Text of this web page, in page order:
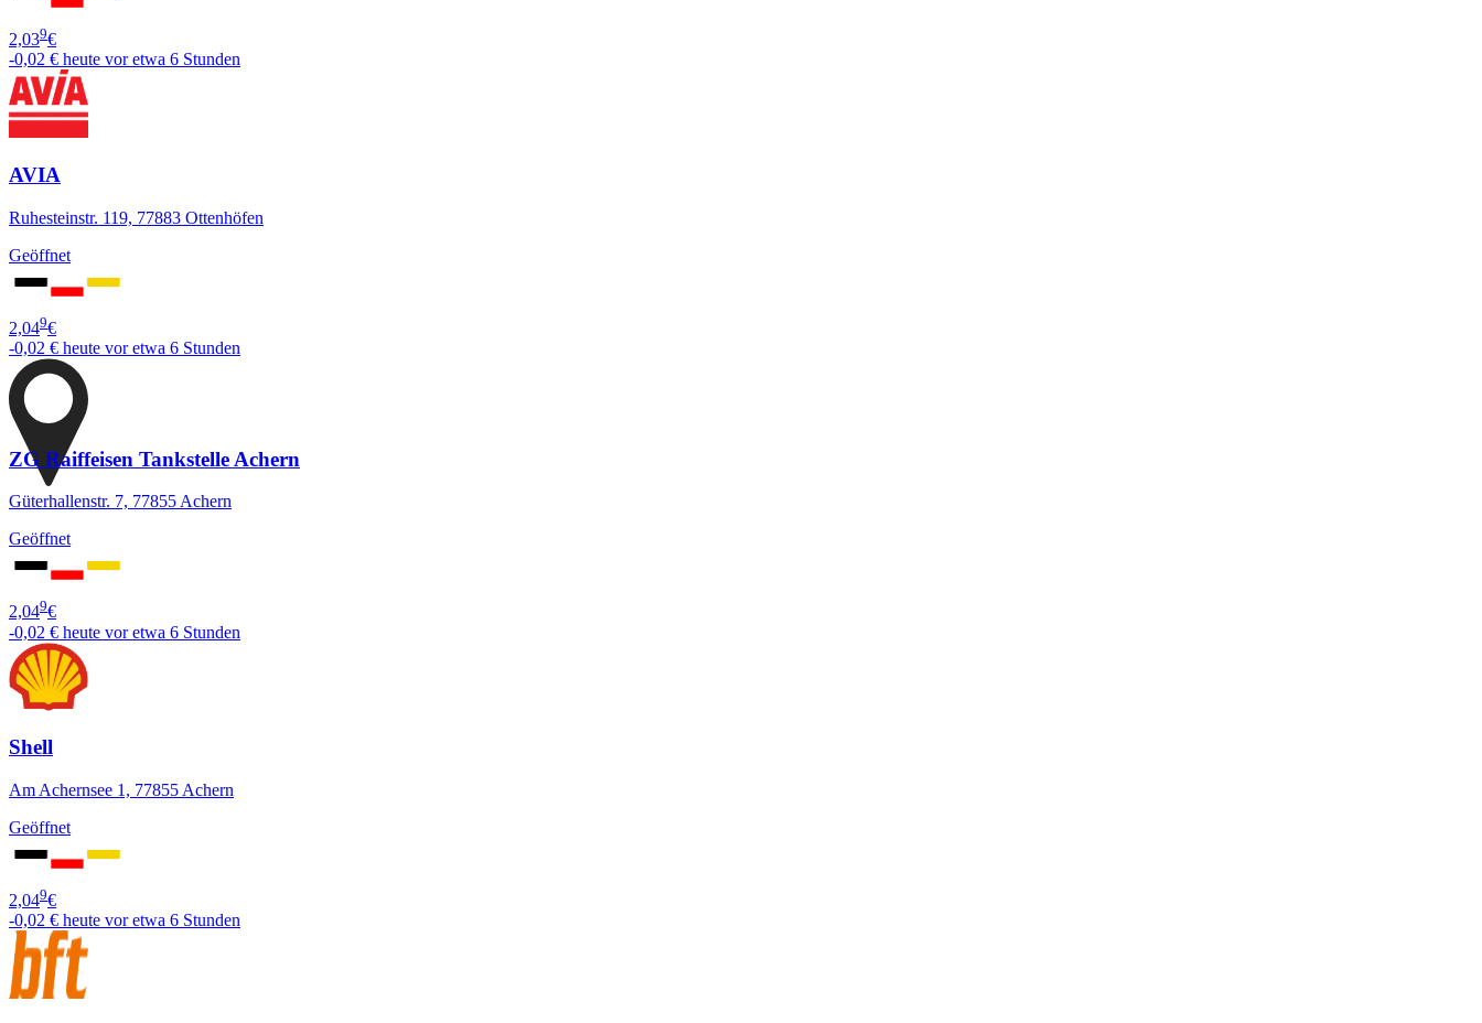
2,039€
-0,02 € heute vor etwa 6 Stunden
AVIA
Ruhesteinstr. 119, 77883 Ottenhöfen
Geöffnet
2,049€
-0,02 € heute vor etwa 6 Stunden
ZG Raiffeisen Tankstelle Achern
Güterhallenstr. 7, 77855 Achern
Geöffnet
2,049€
-0,02 € heute vor etwa 6 Stunden
Shell
Am Achernsee 1, 77855 Achern
Geöffnet
2,049€
-0,02 € heute vor etwa 6 Stunden